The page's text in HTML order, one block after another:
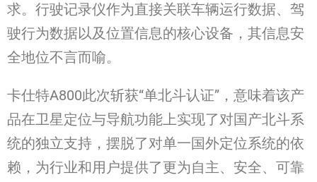
求。行驶记录仪作为直接关联车辆运行数据、驾
驶行为数据以及位置信息的核心设备，其信息安
全地位不言而喻。
卡仕特A800此次斩获“单北斗认证”，意味着该产
品在卫星定位与导航功能上实现了对国产北斗系
统的独立支持，摆脱了对单一国外定位系统的依
赖，为行业和用户提供了更为自主、安全、可靠